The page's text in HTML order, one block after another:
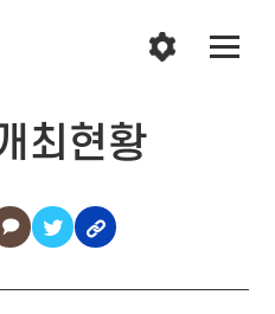
최현황